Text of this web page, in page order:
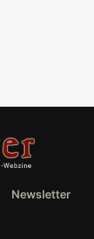
Newsletter